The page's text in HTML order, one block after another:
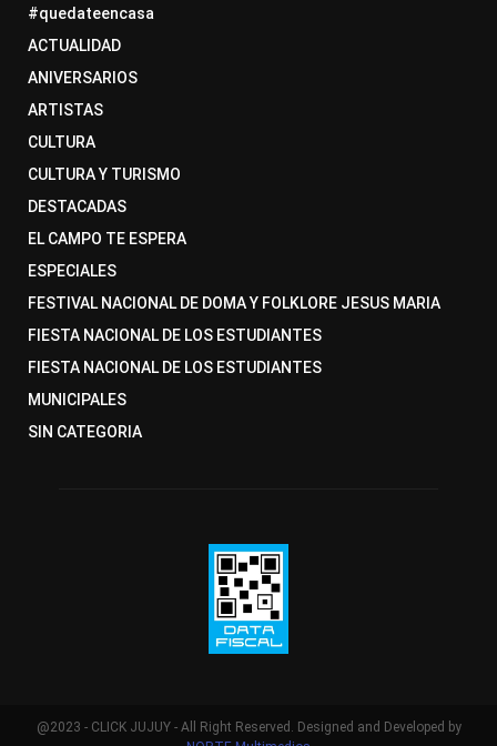
#quedateencasa
ACTUALIDAD
ANIVERSARIOS
ARTISTAS
CULTURA
CULTURA Y TURISMO
DESTACADAS
EL CAMPO TE ESPERA
ESPECIALES
FESTIVAL NACIONAL DE DOMA Y FOLKLORE JESUS MARIA
FIESTA NACIONAL DE LOS ESTUDIANTES
FIESTA NACIONAL DE LOS ESTUDIANTES
MUNICIPALES
SIN CATEGORIA
@2023 - CLICK JUJUY - All Right Reserved. Designed and Developed by